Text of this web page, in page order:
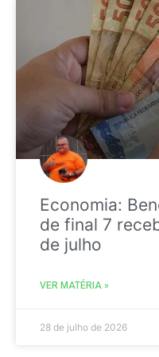
Economia:
de final 7
de julho
VER MATÉRIA »
28 de julho de 2026